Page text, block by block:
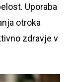
Uporaba
otroka
zdravje v